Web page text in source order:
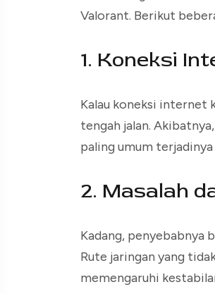
Valorant. Berikut
1. Koneksi
Kalau koneksi internet
tengah jalan.
paling umum
2. Masalah
Kadang, penyebabnya
Rute jaringan yang
memengaruhi